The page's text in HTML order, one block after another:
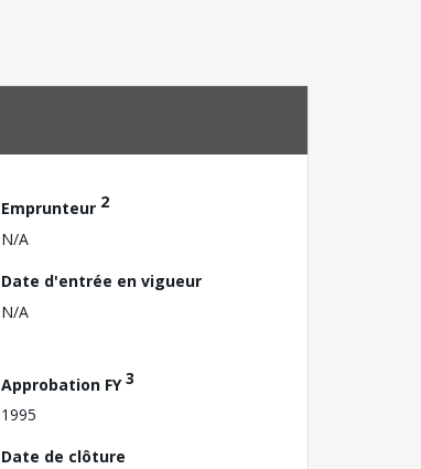
Emprunteur 2
N/A
Date d'entrée en vigueur
N/A
Approbation FY3
1995
Date de clôture